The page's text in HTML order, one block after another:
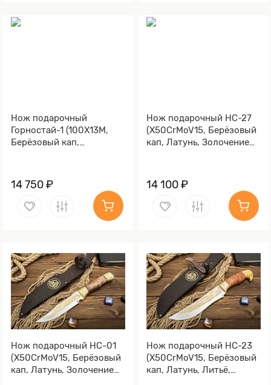
Нож подарочный
Горностай-1 (100Х13М,
Берёзовый кап,
и тыльника)
14 750 ₽
Нож подарочный НС-27
(X50CrMoV15, Берёзовый
кап, Латунь, Золочение
14 100 ₽
Нож подарочный НС-01
(X50CrMoV15, Берёзовый
кап, Латунь, Золочение
Нож подарочный НС-23
(X50CrMoV15, Берёзовый
кап, Латунь, Литьё,